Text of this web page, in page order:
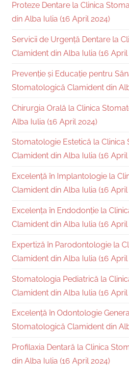
Proteze Dentare la Clinica
din Alba Iulia (16 April 2024)
Servicii de Urgență Dentare la
Clamident din Alba Iulia (16 April
Prevenție și Educație pentru
Stomatologică Clamident din
Chirurgia Orală la Clinica
Alba Iulia (16 April 2024)
Stomatologie Estetică la Clinica
Clamident din Alba Iulia (16 April
Excelență în Implantologie la
Clamident din Alba Iulia (16 April
Excelența în Endodonție la
Clamident din Alba Iulia (16 April
Expertiză în Parodontologie la
Clamident din Alba Iulia (16 April
Stomatologia Pediatrică la
Clamident din Alba Iulia (16 April
Excelență în Odontologie
Stomatologică Clamident din
Profilaxia Dentară la Clinica
din Alba Iulia (16 April 2024)